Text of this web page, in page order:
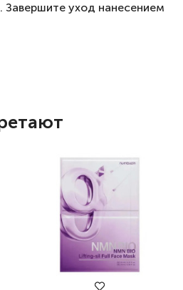
Завершите уход нанесением